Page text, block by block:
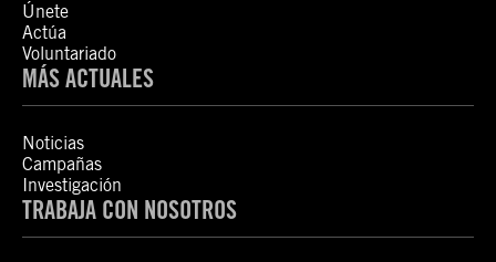
Únete
Actúa
Voluntariado
MÁS ACTUALES
Noticias
Campañas
Investigación
TRABAJA CON NOSOTROS